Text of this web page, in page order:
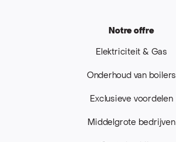
Notre offre
Elektriciteit & Gas
Onderhoud van boilers
Exclusieve voordelen
Middelgrote bedrijven